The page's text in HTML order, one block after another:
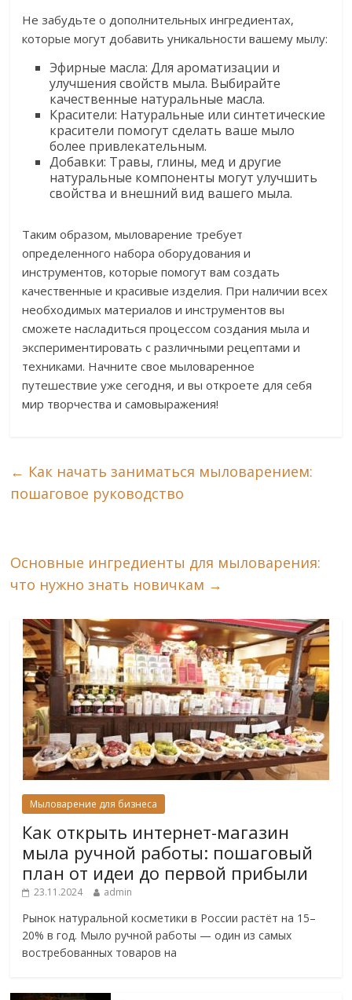
Не забудьте о дополнительных ингредиентах,
которые могут добавить уникальности вашему мылу:
Эфирные масла: Для ароматизации и
улучшения свойств мыла. Выбирайте
качественные натуральные масла.
Красители: Натуральные или синтетические
красители помогут сделать ваше мыло
более привлекательным.
Добавки: Травы, глины, мед и другие
натуральные компоненты могут улучшить
свойства и внешний вид вашего мыла.
Таким образом, мыловарение требует
определенного набора оборудования и
инструментов, которые помогут вам создать
качественные и красивые изделия. При наличии всех
необходимых материалов и инструментов вы
сможете насладиться процессом создания мыла и
экспериментировать с различными рецептами и
техниками. Начните свое мыловаренное
путешествие уже сегодня, и вы откроете для себя
мир творчества и самовыражения!
← Как начать заниматься мыловарением:
пошаговое руководство
Основные ингредиенты для мыловарения:
что нужно знать новичкам →
Мыловарение для бизнеса
Как открыть интернет-магазин
мыла ручной работы: пошаговый
план от идеи до первой прибыли
23.11.2024 admin
Рынок натуральной косметики в России растёт на 15–
20% в год. Мыло ручной работы — один из самых
востребованных товаров на